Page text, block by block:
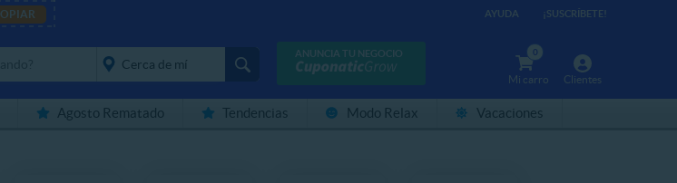
AYUDA ¡SUSCRÍBETE!
ANUNCIA TU NEGOCIO
Clientes
0
Mi carro
Agosto Rematado Tendencias Modo Relax Vacaciones